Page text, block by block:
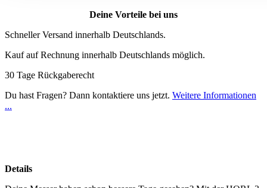
Deine Vorteile bei uns
Schneller Versand innerhalb Deutschlands.
Kauf auf Rechnung innerhalb Deutschlands möglich.
30 Tage Rückgaberecht
Du hast Fragen? Dann kontaktiere uns jetzt. Weitere Informationen
...
Details